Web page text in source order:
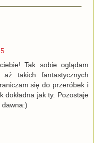
Tak sobie oglądam
takich fantastycznych
się do przeróbek i
dokładna jak ty. Pozostaje
dawna:)